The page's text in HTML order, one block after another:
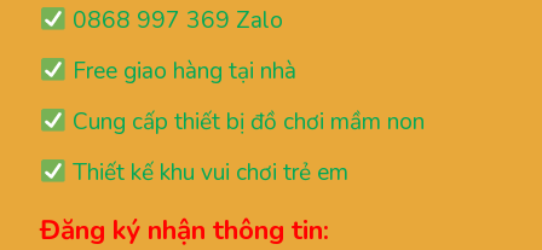
0868 997 369 Zalo
Free giao hàng tại nhà
Cung cấp thiết bị đồ chơi mầm non
Thiết kế khu vui chơi trẻ em
Đăng ký nhận thông tin: